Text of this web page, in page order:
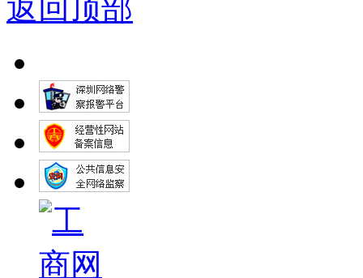
返回顶部